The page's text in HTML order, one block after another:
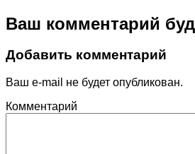
Ваш комментарий
Добавить комментарий
Ваш e-mail не будет опубликован.
Комментарий